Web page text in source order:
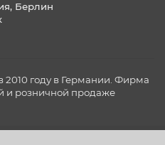
Берлин
году в Германии. Фирма
и розничной продаже